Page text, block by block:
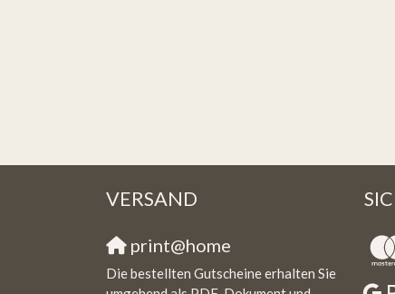
VERSAND
print@home
Die bestellten Gutscheine erhalten Sie